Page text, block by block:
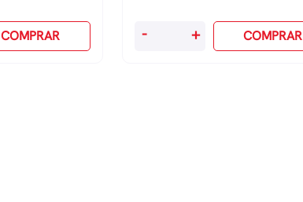
COMPRAR
Estojo
- + COMPRAR